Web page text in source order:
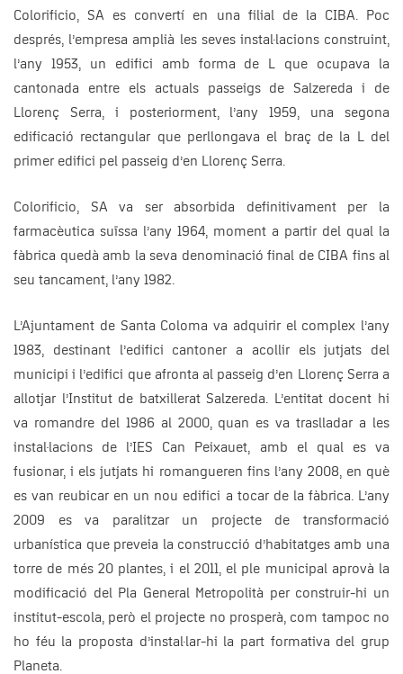
Colorificio, SA es convertí en una filial de la CIBA. Poc
després, l’empresa amplià les seves instal·lacions construint,
l’any 1953, un edifici amb forma de L que ocupava la
cantonada entre els actuals passeigs de Salzereda i de
Llorenç Serra, i posteriorment, l’any 1959, una segona
edificació rectangular que perllongava el braç de la L del
primer edifici pel passeig d’en Llorenç Serra.
Colorificio, SA va ser absorbida definitivament per la
farmacèutica suïssa l’any 1964, moment a partir del qual la
fàbrica quedà amb la seva denominació final de CIBA fins al
seu tancament, l’any 1982.
L’Ajuntament de Santa Coloma va adquirir el complex l’any
1983, destinant l’edifici cantoner a acollir els jutjats del
municipi i l’edifici que afronta al passeig d’en Llorenç Serra a
allotjar l’Institut de batxillerat Salzereda. L’entitat docent hi
va romandre del 1986 al 2000, quan es va traslladar a les
instal·lacions de l’IES Can Peixauet, amb el qual es va
fusionar, i els jutjats hi romangueren fins l’any 2008, en què
es van reubicar en un nou edifici a tocar de la fàbrica. L’any
2009 es va paralitzar un projecte de transformació
urbanística que preveia la construcció d’habitatges amb una
torre de més 20 plantes, i el 2011, el ple municipal aprovà la
modificació del Pla General Metropolità per construir-hi un
institut-escola, però el projecte no prosperà, com tampoc no
ho féu la proposta d’instal·lar-hi la part formativa del grup
Planeta.